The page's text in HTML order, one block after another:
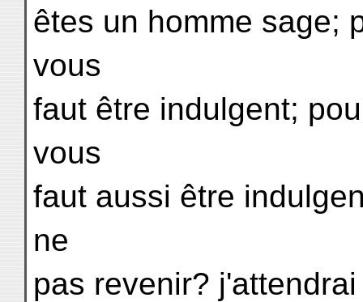
êtes un homme sage;
vous
faut être indulgent;
vous
faut aussi être
ne
pas revenir?